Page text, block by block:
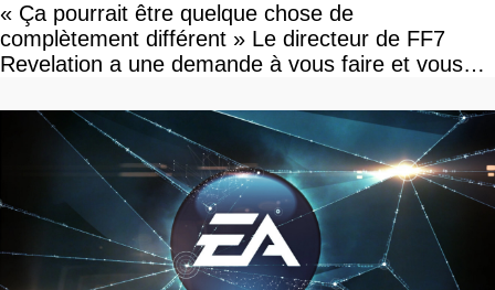
« Ça pourrait être quelque chose de
complètement différent » Le directeur de FF7
Revelation a une demande à vous faire et vous